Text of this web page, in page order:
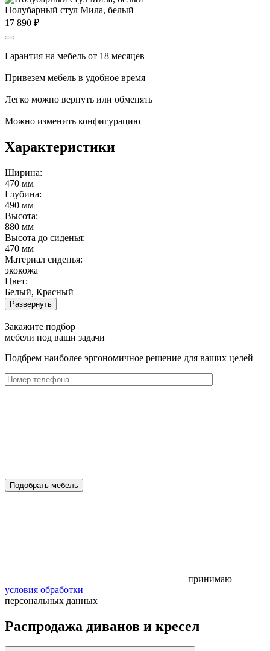
Полубарный стул Мила, белый
17 890 ₽
Гарантия на мебель от 18 месяцев
Привезем мебель в удобное время
Легко можно вернуть или обменять
Можно изменить конфигурацию
Характеристики
Ширина:
470 мм
Глубина:
490 мм
Высота:
880 мм
Высота до сиденья:
470 мм
Материал сиденья:
экокожа
Цвет:
Белый, Красный
Развернуть
Закажите подбор
мебели под ваши задачи
Подбрем наиболее эргономичное решение для ваших целей
Подобрать мебель
принимаю
условия обработки
персональных данных
Распродажа диванов и кресел